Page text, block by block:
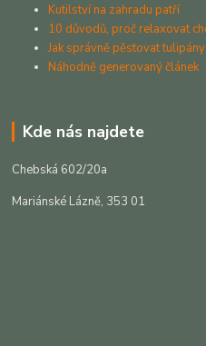
Kutilství na zahradu patří
10 důvodů, proč relaxovat
Jak správně pěstovat tulipány
Náhodně generovaný článek
Kde nás najdete
Chebská 602/20a
Mariánské Lázně, 353 01